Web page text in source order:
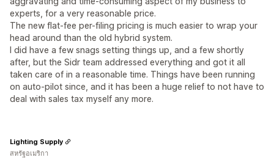
experts, for a very reasonable price.
The new flat-fee per-filing pricing is much easier to wrap your
head around than the old hybrid system.
I did have a few snags setting things up, and a few shortly
after, but the Sidr team addressed everything and got it all
taken care of in a reasonable time. Things have been running
on auto-pilot since, and it has been a huge relief to not have to
deal with sales tax myself any more.
Lighting Supply
สหรัฐอเมริกา